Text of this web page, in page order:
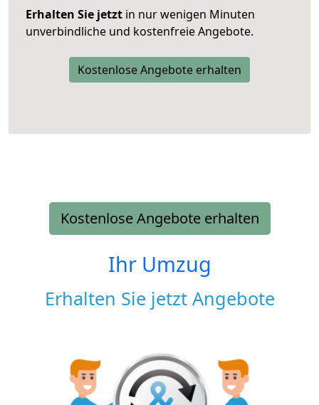
Erhalten Sie jetzt in nur wenigen Minuten
unverbindliche und kostenfreie Angebote.
Kostenlose Angebote erhalten
Kostenlose Angebote erhalten
Ihr Umzug
Erhalten Sie jetzt Angebote